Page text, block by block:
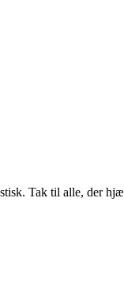
Tak til alle, der